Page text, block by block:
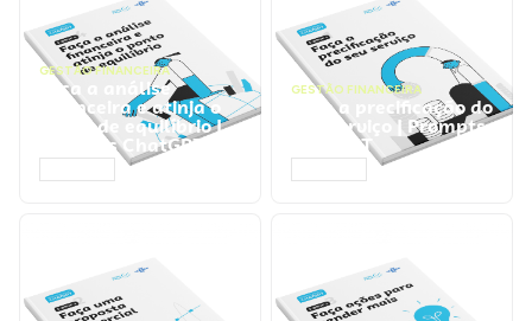
GESTÃO FINANCEIRA
Faça a análise
financeira e atinja o
ponto de equilíbrio |
Prompts ChatGPT
GESTÃO FINANCEIRA
Faça a precificação do
seu serviço | Prompts
ChatGPT